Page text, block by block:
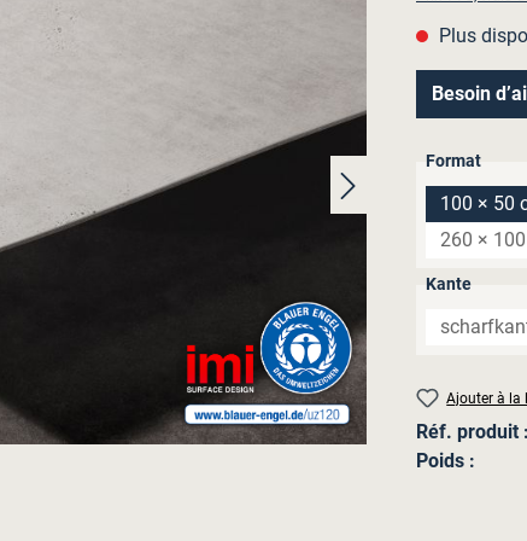
Plus
Besoin
Sélectionnez
Format
100 × 50
260 ×
Sélectionnez
Kante
Ajouter à la
Réf. produit :
Poids :